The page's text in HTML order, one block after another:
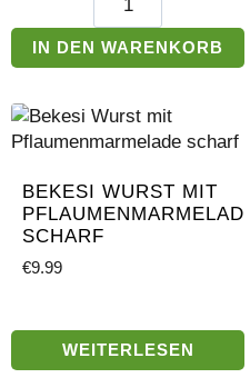
Wurst
Menge
IN DEN WARENKORB
BEKESI WURST MIT
PFLAUMENMARMELADE
SCHARF
€9.99
WEITERLESEN